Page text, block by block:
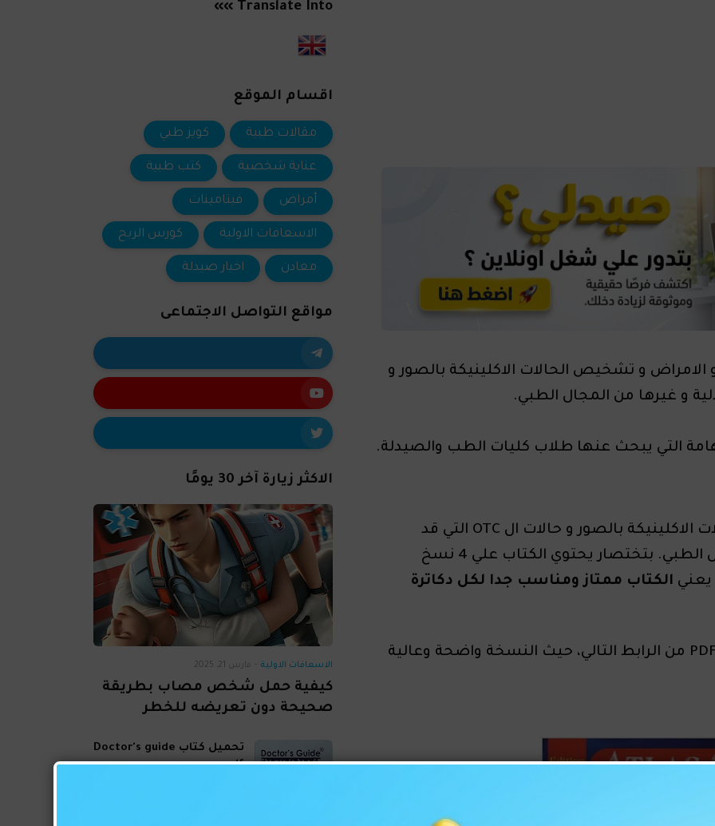
الادوية و الامراض و تشخيص الحالات الاكلينيكة بالصور و
التي يبحث عنها طلاب كليات الطب والصيدلة.
شرح الادوية و الامراض و تشخيص الحالات الاكلينيكة بالصور و حالات ال OTC التي قد
تواجهك في الصيدلية و غيرها من المجال الطبي. بتختصار يحتوي الكتاب علي 4 نسخ
الكتاب ممتاز ومناسب جدا لكل دكاترة
بصيغة PDF من الرابط التالي، حيث النسخة واضحة وعالية
Translate Into »»
اقسام الموقع
مقالات طبية كويز طبي
عناية شخصية كتب طبية
أمراض فيتامينات
الاسعافات الاولية كورس الربح
معادن اخبار صيدلة
مواقع التواصل الاجتماعى
الاكثر زيارة آخر 30 يومًا
الاسعافات الاولية - مارس 21, 2025
كيفية حمل شخص مصاب بطريقة
صحيحة دون تعريضه للخطر
تحميل كتاب Doctor's guide
pdf